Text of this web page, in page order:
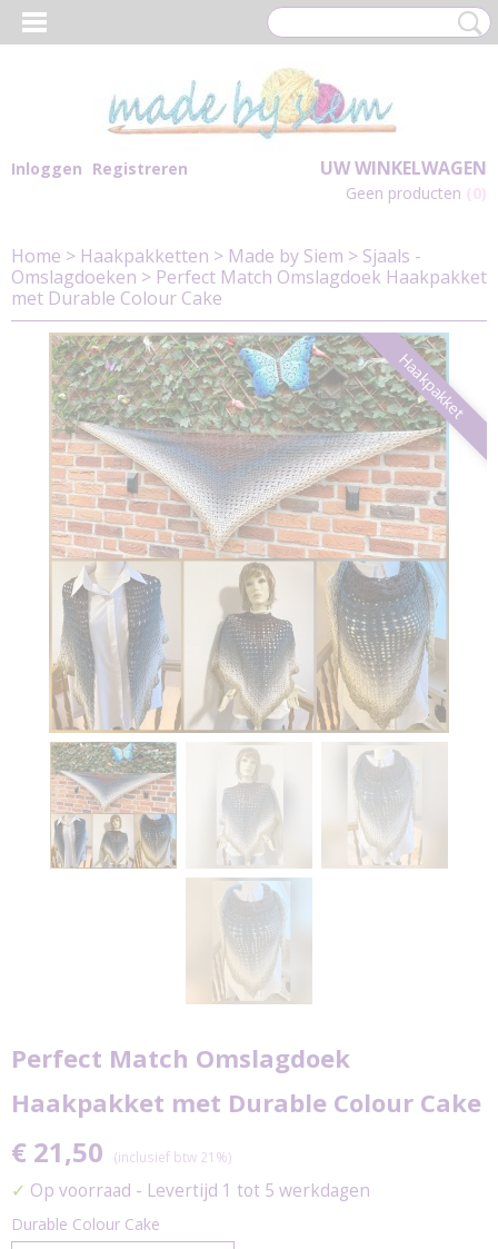
Inloggen Registreren UW WINKELWAGEN
Geen producten (0)
Home > Haakpakketten > Made by Siem > Sjaals -
Omslagdoeken > Perfect Match Omslagdoek Haakpakket
met Durable Colour Cake
Haakpakket
Perfect Match Omslagdoek
Haakpakket met Durable Colour Cake
€ 21,50 (inclusief btw 21%)
✓ Op voorraad - Levertijd 1 tot 5 werkdagen
Durable Colour Cake